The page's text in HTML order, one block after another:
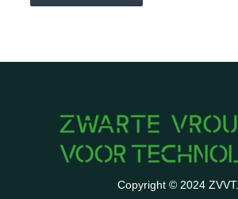
Copyright © 2024 ZVVT.